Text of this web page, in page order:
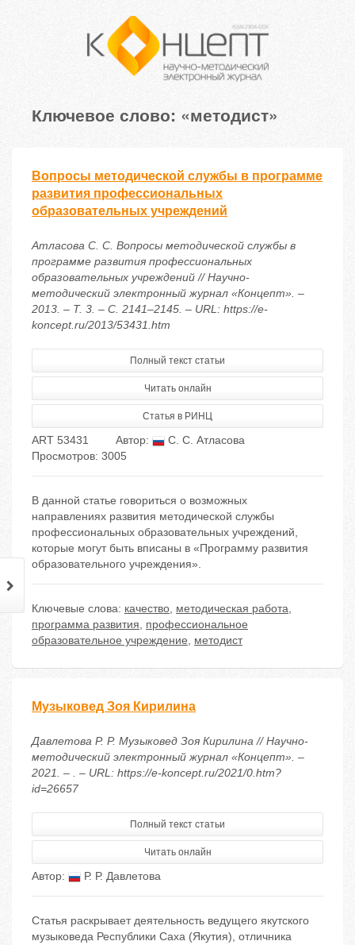
Ключевое слово: «методист»
Вопросы методической службы в программе
развития профессиональных
образовательных учреждений
Атласова С. С. Вопросы методической службы в
программе развития профессиональных
образовательных учреждений // Научно-
методический электронный журнал «Концепт». –
2013. – Т. 3. – С. 2141–2145. – URL: https://e-
koncept.ru/2013/53431.htm
Полный текст статьи
Читать онлайн
Статья в РИНЦ
ART 53431 Автор:
С. С. Атласова
Просмотров: 3005
В данной статье говориться о возможных
направлениях развития методической службы
профессиональных образовательных учреждений,
которые могут быть вписаны в «Программу развития
образовательного учреждения».
Ключевые слова: качество, методическая работа,
программа развития, профессиональное
образовательное учреждение, методист
Музыковед Зоя Кирилина
Давлетова Р. Р. Музыковед Зоя Кирилина // Научно-
методический электронный журнал «Концепт». –
2021. – . – URL: https://e-koncept.ru/2021/0.htm?
id=26657
Полный текст статьи
Читать онлайн
Автор: Р. Р. Давлетова
Статья раскрывает деятельность ведущего якутского
музыковеда Республики Саха (Якутия), отличника